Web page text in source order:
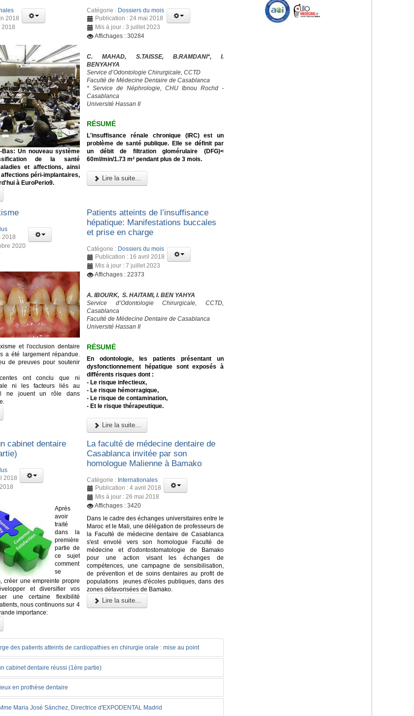
2018
2018
Bas: Un nouveau système
de la santé
et affections, ainsi
péri-implantaires,
à EuroPerio9.
Catégorie : Dossiers du mois
Publication : 24 mai 2018
Mis à jour : 3 juillet 2023
Affichages : 30284
C. MAHAD, S.TAISSE, B.RAMDANI*, I.
BENYAHYA
Service d’Odontologie Chirurgicale, CCTD
Faculté de Médecine Dentaire de Casablanca
* Service de Néphrologie, CHU Ibnou Rochd -
Casablanca
Université Hassan II
RÉSUMÉ
L'insuffisance rénale chronique (IRC) est un
problème de santé publique. Elle se définit par
un débit de filtration glomérulaire (DFG)<
60ml/min/1.73 m² pendant plus de 3 mois.
Lire la suite...
2018
2020
et l'occlusion dentaire
a été largement répandue.
de preuves pour soutenir
ont conclu que ni
ni les facteurs liés au
ne jouent un rôle dans
Patients atteints de l’insuffisance
hépatique: Manifestations buccales
et prise en charge
Catégorie : Dossiers du mois
Publication : 16 avril 2018
Mis à jour : 7 juillet 2023
Affichages : 22373
A. IBOURK, S. HAITAMI, I. BEN YAHYA
Service d’Odontologie Chirurgicale, CCTD,
Casablanca
Faculté de Médecine Dentaire de Casablanca
Université Hassan II
RÉSUMÉ
En odontologie, les patients présentant un
dysfonctionnement hépatique sont exposés à
différents risques dont :
- Le risque infectieux,
- Le risque hémorragique,
- Le risque de contamination,
- Et le risque thérapeutique.
Lire la suite...
cabinet dentaire
2018
Après
avoir
traité
dans la
première
partie de
ce sujet
comment
se
créer une empreinte propre
et diversifier vos
une certaine flexibilité
nous continuons sur 4
importance:
La faculté de médecine dentaire de
Casablanca invitée par son
homologue Malienne à Bamako
Catégorie : Internationales
Publication : 4 avril 2018
Mis à jour : 26 mai 2018
Affichages : 3420
Dans le cadre des échanges universitaires entre le
Maroc et le Mali, une délégation de professeurs de
la Faculté de médecine dentaire de Casablanca
s'est envolé vers son homologue Faculté de
médecine et d'odontostomatologie de Bamako
pour une action visant les échanges de
compétences, une campagne de sensibilisation,
de prévention et de soins dentaires au profit de
populations jeunes d'écoles publiques, dans des
zones défavorisées de Bamako.
Lire la suite...
des patients atteints de cardiopathies en chirurgie orale : mise au point
cabinet dentaire réussi (1ère partie)
en prothèse dentaire
Maria José Sánchez, Directrice d'EXPODENTAL Madrid